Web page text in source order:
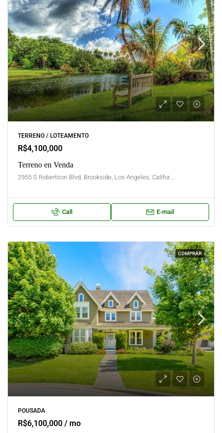
TERRENO / LOTEAMENTO
R$4,100,000
Terreno en Venda
2955 S Robertson Blvd, Brookside, Los Angeles, California, United States
Call E-mail
COMPRAR
POUSADA
R$6,100,000 / mo